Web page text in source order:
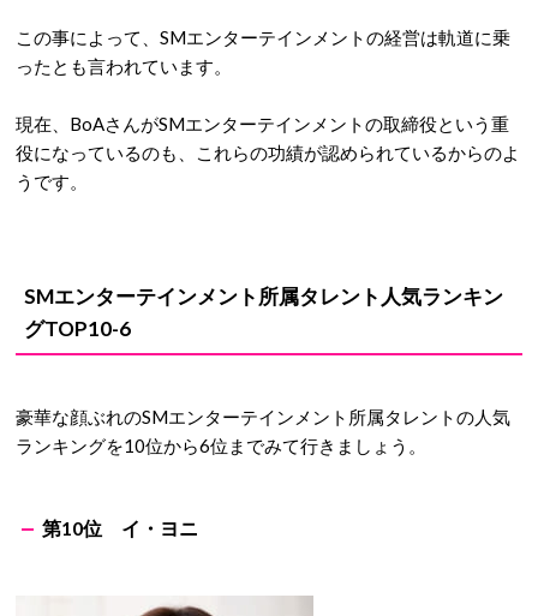
この事によって、SMエンターテインメントの経営は軌道に乗
ったとも言われています。
現在、BoAさんがSMエンターテインメントの取締役という重
役になっているのも、これらの功績が認められているからのよ
うです。
SMエンターテインメント所属タレント人気ランキン
グTOP10-6
豪華な顔ぶれのSMエンターテインメント所属タレントの人気
ランキングを10位から6位までみて行きましょう。
第10位 イ・ヨニ